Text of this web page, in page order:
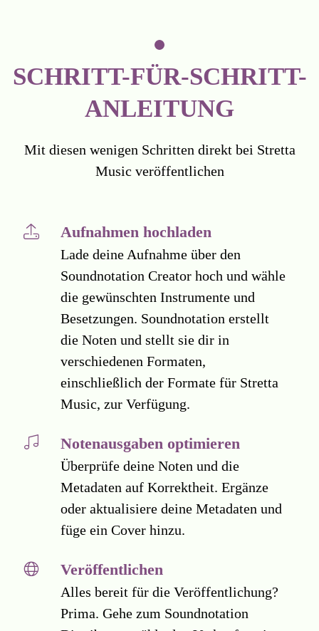
SCHRITT-FÜR-SCHRITT-
ANLEITUNG
Mit diesen wenigen Schritten direkt bei Stretta
Music veröffentlichen
Aufnahmen hochladen
Lade deine Aufnahme über den
Soundnotation Creator hoch und wähle
die gewünschten Instrumente und
Besetzungen. Soundnotation erstellt
die Noten und stellt sie dir in
verschiedenen Formaten,
einschließlich der Formate für Stretta
Music, zur Verfügung.
Notenausgaben optimieren
Überprüfe deine Noten und die
Metadaten auf Korrektheit. Ergänze
oder aktualisiere deine Metadaten und
füge ein Cover hinzu.
Veröffentlichen
Alles bereit für die Veröffentlichung?
Prima. Gehe zum Soundnotation